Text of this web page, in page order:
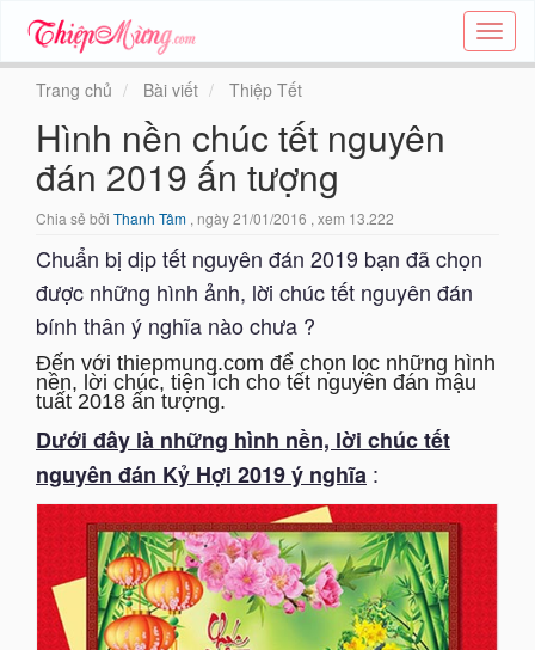
Tạo
thiệp
Trang chủ Bài viết Thiệp Tết
Hình nền chúc tết nguyên
đán 2019 ấn tượng
Chia sẻ bởi Thanh Tâm , ngày 21/01/2016 , xem 13.222
Chuẩn bị dịp tết nguyên đán 2019 bạn đã chọn
được những hình ảnh, lời chúc tết nguyên đán
bính thân ý nghĩa nào chưa ?
Đến với thiepmung.com để chọn lọc những hình
nền, lời chúc, tiện ích cho tết nguyên đán mậu
tuất 2018 ấn tượng.
Dưới đây là những hình nền, lời chúc tết
nguyên đán Kỷ Hợi 2019 ý nghĩa :